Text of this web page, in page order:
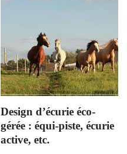
Design d’écurie éco-
gérée : équi-piste, écurie
active, etc.